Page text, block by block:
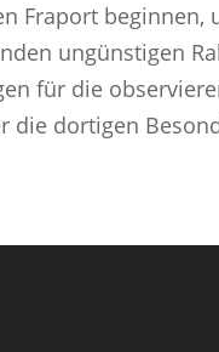
Fraport beginnen,
ungünstigen
für die
die dortigen